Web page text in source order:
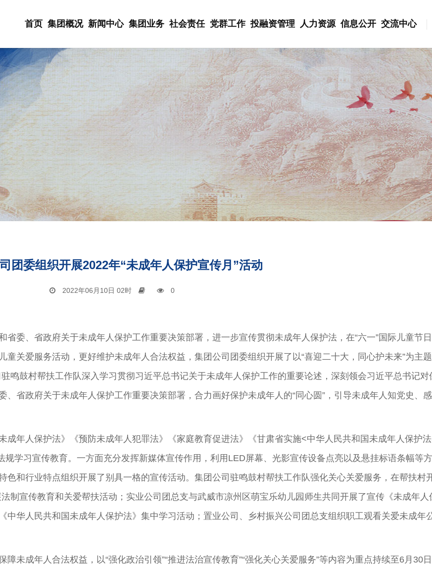
首页 集团概况 新闻中心 集团业务 社会责任 党群工作 投融资管理 人力资源 信息公开 交流中心
团委组织开展2022年“未成年人保护宣传月”活动
2022年06月10日 02时 0
委、省政府关于未成年人保护工作重要决策部署，进一步宣传贯彻未成年人保护法，在“六一”国际儿童节
关爱服务活动，更好维护未成年人合法权益，集团公司团委组织开展了以“喜迎二十大，同心护未来”为主
鸣鼓村帮扶工作队深入学习贯彻习近平总书记关于未成年人保护工作的重要论述，深刻领会习近平总书记对
省政府关于未成年人保护工作重要决策部署，合力画好保护未成年人的“同心圆”，引导未成年人知党史、
成年人保护法》《预防未成年人犯罪法》《家庭教育促进法》《甘肃省实施<中华人民共和国未成年人保护
学习宣传教育。一方面充分发挥新媒体宣传作用，利用LED屏幕、光影宣传设备点亮以及悬挂标语条幅等
和行业特点组织开展了别具一格的宣传活动。集团公司驻鸣鼓村帮扶工作队强化关心关爱服务，在帮扶村
制宣传教育和关爱帮扶活动；实业公司团总支与武威市凉州区萌宝乐幼儿园师生共同开展了宣传《未成年人
华人民共和国未成年人保护法》集中学习活动；置业公司、乡村振兴公司团总支组织职工观看关爱未成年
未成年人合法权益，以“强化政治引领”“推进法治宣传教育”“强化关心关爱服务”等内容为重点持续至6月30